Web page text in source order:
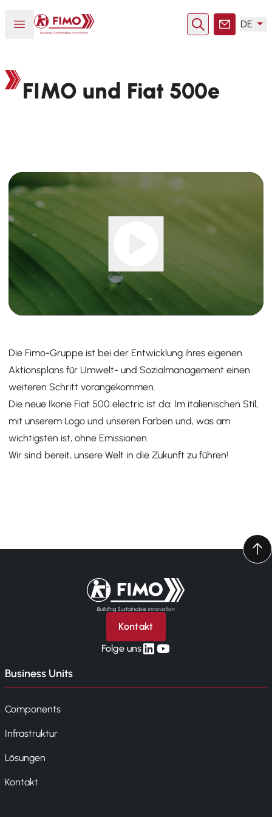
Menü öffnen oder schließen
Zurück zur Startseite
SucheKontakt
DE
FIMO und Fiat 500e
Die Fimo-Gruppe ist bei der Entwicklung ihres eigenen
Aktionsplans für Umwelt- und Sozialmanagement einen
weiteren Schritt vorangekommen.
Die neue Ikone Fiat 500 electric ist da: Im italienischen Stil,
mit unserem Logo und unseren Farben und, was am
wichtigsten ist, ohne Emissionen.
Wir sind bereit, unsere Welt in die Zukunft zu führen!
Zurück zur Startseite
Kontakt
Folge unslinkedin
yt
Business Units
Components
Infrastruktur
Lösungen
Kontakt